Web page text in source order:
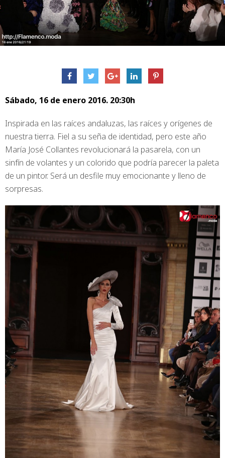
Sábado, 16 de enero 2016. 20:30h
Inspirada en las raíces andaluzas, las raíces y orígenes de
nuestra tierra. Fiel a su seña de identidad, pero este año
María José Collantes revolucionará la pasarela, con un
sinfín de volantes y un colorido que podría parecer la paleta
de un pintor. Será un desfile muy emocionante y lleno de
sorpresas.